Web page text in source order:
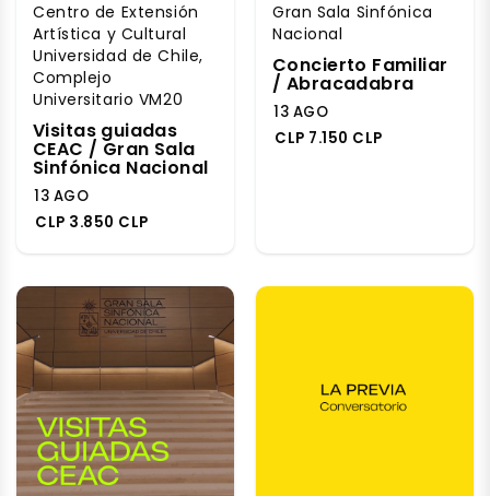
Centro de Extensión
Artística y Cultural
Universidad de Chile,
Complejo
Universitario VM20
Visitas guiadas
CEAC / Gran Sala
Sinfónica Nacional
13 AGO
CLP 3.850 CLP
Gran Sala Sinfónica
Nacional
Concierto Familiar
/ Abracadabra
13 AGO
CLP 7.150 CLP